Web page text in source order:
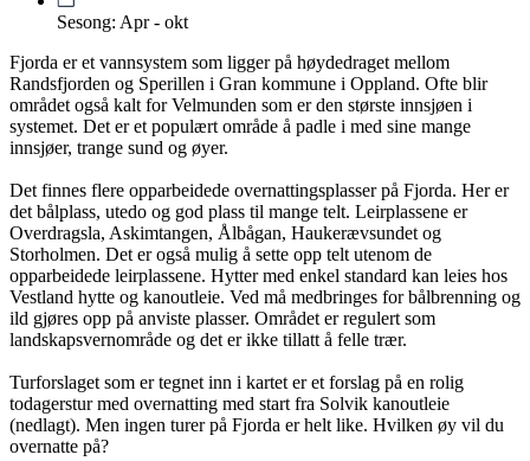
Sesong: Apr - okt
Fjorda er et vannsystem som ligger på høydedraget mellom
Randsfjorden og Sperillen i Gran kommune i Oppland. Ofte blir
området også kalt for Velmunden som er den største innsjøen i
systemet. Det er et populært område å padle i med sine mange
innsjøer, trange sund og øyer.
Det finnes flere opparbeidede overnattingsplasser på Fjorda. Her er
det bålplass, utedo og god plass til mange telt. Leirplassene er
Overdragsla, Askimtangen, Ålbågan, Haukerævsundet og
Storholmen. Det er også mulig å sette opp telt utenom de
opparbeidede leirplassene. Hytter med enkel standard kan leies hos
Vestland hytte og kanoutleie. Ved må medbringes for bålbrenning og
ild gjøres opp på anviste plasser. Området er regulert som
landskapsvernområde og det er ikke tillatt å felle trær.
Turforslaget som er tegnet inn i kartet er et forslag på en rolig
todagerstur med overnatting med start fra Solvik kanoutleie
(nedlagt). Men ingen turer på Fjorda er helt like. Hvilken øy vil du
overnatte på?